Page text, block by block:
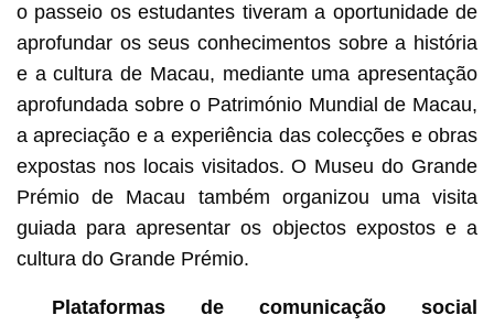
o passeio os estudantes tiveram a oportunidade de
aprofundar os seus conhecimentos sobre a história
e a cultura de Macau, mediante uma apresentação
aprofundada sobre o Património Mundial de Macau,
a apreciação e a experiência das colecções e obras
expostas nos locais visitados. O Museu do Grande
Prémio de Macau também organizou uma visita
guiada para apresentar os objectos expostos e a
cultura do Grande Prémio.
Plataformas de comunicação social